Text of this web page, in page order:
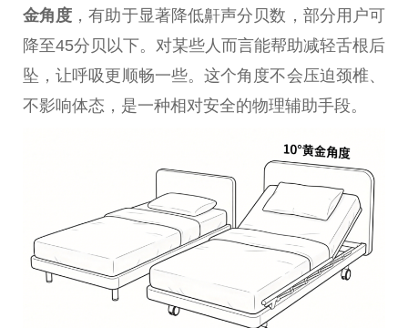
金角度 ，有助于显著降低鼾声分贝数，部分用户可
降至45分贝以下。对某些人而言能帮助减轻舌根后
坠，让呼吸更顺畅一些。这个角度不会压迫颈椎、
不影响体态，是一种相对安全的物理辅助手段。